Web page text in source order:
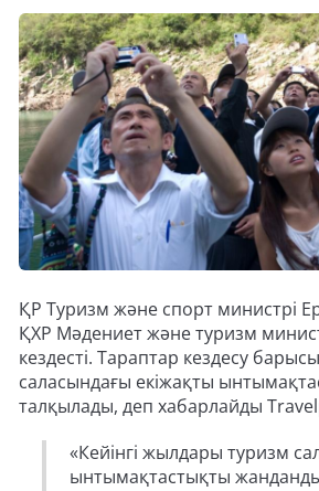
ҚР Туризм және спорт министрі
ҚХР Мәдениет және туризм
кездесті. Тараптар кездесу
саласындағы екіжақты
талқылады, деп хабарлайды
«Кейінгі жылдары туризм
ынтымақтастықты